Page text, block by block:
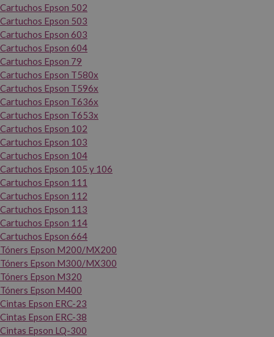
Cartuchos Epson 502
Cartuchos Epson 503
Cartuchos Epson 603
Cartuchos Epson 604
Cartuchos Epson 79
Cartuchos Epson T580x
Cartuchos Epson T596x
Cartuchos Epson T636x
Cartuchos Epson T653x
Cartuchos Epson 102
Cartuchos Epson 103
Cartuchos Epson 104
Cartuchos Epson 105 y 106
Cartuchos Epson 111
Cartuchos Epson 112
Cartuchos Epson 113
Cartuchos Epson 114
Cartuchos Epson 664
Tóners Epson M200/MX200
Tóners Epson M300/MX300
Tóners Epson M320
Tóners Epson M400
Cintas Epson ERC-23
Cintas Epson ERC-38
Cintas Epson LQ-300